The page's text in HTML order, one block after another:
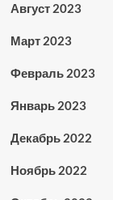
Август 2023
Март 2023
Февраль 2023
Январь 2023
Декабрь 2022
Ноябрь 2022